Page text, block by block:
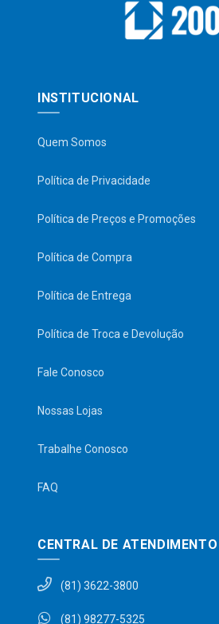
INSTITUCIONAL
Quem Somos
Política de Privacidade
Política de Preços e Promoções
Política de Compra
Política de Entrega
Política de Troca e Devolução
Fale Conosco
Nossas Lojas
Trabalhe Conosco
FAQ
CENTRAL DE ATENDIMENTO
(81) 3622-3800
(81) 98277-5325